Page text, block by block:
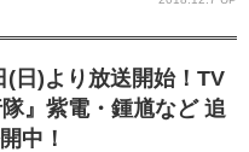
日)より放送開始！TV
』紫電・鍾馗など 追
中！